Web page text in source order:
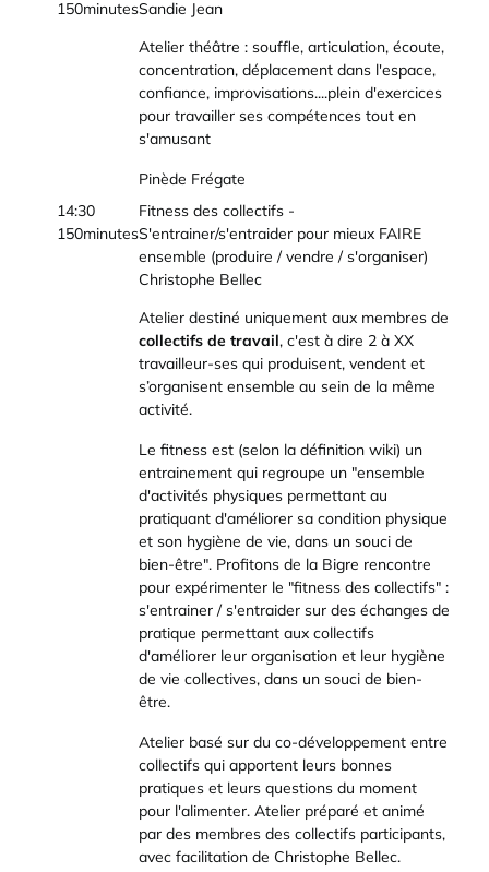
150minutesSandie Jean
Atelier théâtre : souffle, articulation, écoute,
concentration, déplacement dans l'espace,
confiance, improvisations....plein d'exercices
pour travailler ses compétences tout en
s'amusant
Pinède Frégate
14:30
150minutes
Fitness des collectifs -
S'entrainer/s'entraider pour mieux FAIRE
ensemble (produire / vendre / s'organiser)
Christophe Bellec
Atelier destiné uniquement aux membres de
collectifs de travail, c'est à dire 2 à XX
travailleur-ses qui produisent, vendent et
s’organisent ensemble au sein de la même
activité.
Le fitness est (selon la définition wiki) un
entrainement qui regroupe un "ensemble
d'activités physiques permettant au
pratiquant d'améliorer sa condition physique
et son hygiène de vie, dans un souci de
bien-être". Profitons de la Bigre rencontre
pour expérimenter le "fitness des collectifs" :
s'entrainer / s'entraider sur des échanges de
pratique permettant aux collectifs
d'améliorer leur organisation et leur hygiène
de vie collectives, dans un souci de bien-
être.
Atelier basé sur du co-développement entre
collectifs qui apportent leurs bonnes
pratiques et leurs questions du moment
pour l'alimenter. Atelier préparé et animé
par des membres des collectifs participants,
avec facilitation de Christophe Bellec.